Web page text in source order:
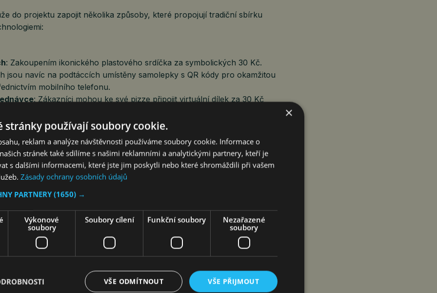
do projektu zapojit několika způsoby, které propojují tradiční sbírku
: Zakoupením ikonického plastového srdíčka za symbolických 30 Kč.
jsou navíc na podtáccích umístěny samolepky s QR kódy pro okamžitou
mobilního telefonu.
: Zákazníci mohou ke své pizze připojit virtuální dílek za 30 Kč
: Každá krabice s pizzou, která k zákazníkům dorazí domů, je opatřena
s QR kódem. Pomoci tak lze i během rodinné večeře jediným
kódu přímo z obalu pizzy.
smysl u každého stolu
kontrast mezi běžnými radostmi zdravých rodin a každodenní realitou
dětí s vážným onemocněním je však kvůli přísným dietám nebo
o tyto zážitky ochuzeno.
mohou rodiny u společného stolu pomoci těm, kteří o tyto běžné
pomůcky
,“ dodává ambasadorka projektuAlice Bendová, která
zapojila.
×
stránky používají soubory cookie.
reklam a analýze návštěvnosti používáme soubory cookie. Informace o
stránek také sdílíme s našimi reklamními a analytickými partnery, kteří je
s dalšími informacemi, které jste jim poskytli nebo které shromáždili při vašem
Zásady ochrany osobních údajů
PARTNERY (1650) →
Výkonové
soubory
Soubory cílení Funkční soubory
Nezařazené
soubory
VŠE PŘIJMOUT
VŠE ODMÍTNOUT